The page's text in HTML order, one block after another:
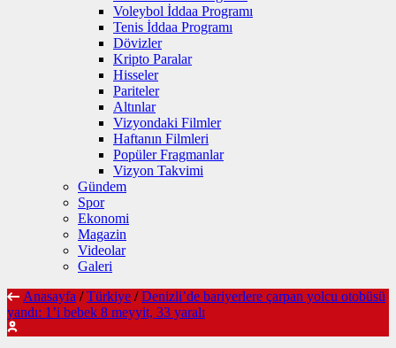
Voleybol İddaa Programı
Tenis İddaa Programı
Dövizler
Kripto Paralar
Hisseler
Pariteler
Altınlar
Vizyondaki Filmler
Haftanın Filmleri
Popüler Fragmanlar
Vizyon Takvimi
Gündem
Spor
Ekonomi
Magazin
Videolar
Galeri
Anasayfa / Türkiye / Denizli’de bariyerlere çarpan yolcu otobüsü
yandı: 1’i bebek 8 meyyit, 33 yaralı